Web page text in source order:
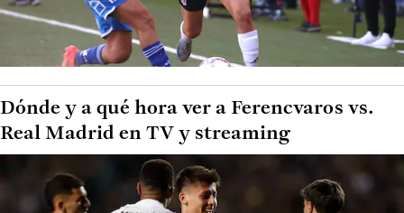
Dónde y a qué hora ver a Ferencvaros vs.
Real Madrid en TV y streaming